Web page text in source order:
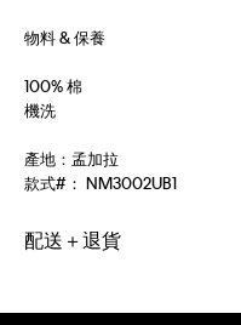
物料 & 保養
100% 棉
機洗
產地：孟加拉
款式#： NM3002UB1
配送＋退貨